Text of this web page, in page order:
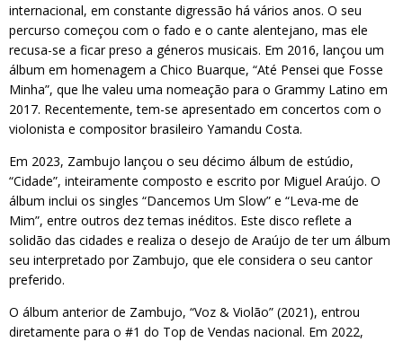
internacional, em constante digressão há vários anos. O seu
percurso começou com o fado e o cante alentejano, mas ele
recusa-se a ficar preso a géneros musicais. Em 2016, lançou um
álbum em homenagem a Chico Buarque, “Até Pensei que Fosse
Minha”, que lhe valeu uma nomeação para o Grammy Latino em
2017. Recentemente, tem-se apresentado em concertos com o
violonista e compositor brasileiro Yamandu Costa.
Em 2023, Zambujo lançou o seu décimo álbum de estúdio,
“Cidade”, inteiramente composto e escrito por Miguel Araújo. O
álbum inclui os singles “Dancemos Um Slow” e “Leva-me de
Mim”, entre outros dez temas inéditos. Este disco reflete a
solidão das cidades e realiza o desejo de Araújo de ter um álbum
seu interpretado por Zambujo, que ele considera o seu cantor
preferido.
O álbum anterior de Zambujo, “Voz & Violão” (2021), entrou
diretamente para o #1 do Top de Vendas nacional. Em 2022,